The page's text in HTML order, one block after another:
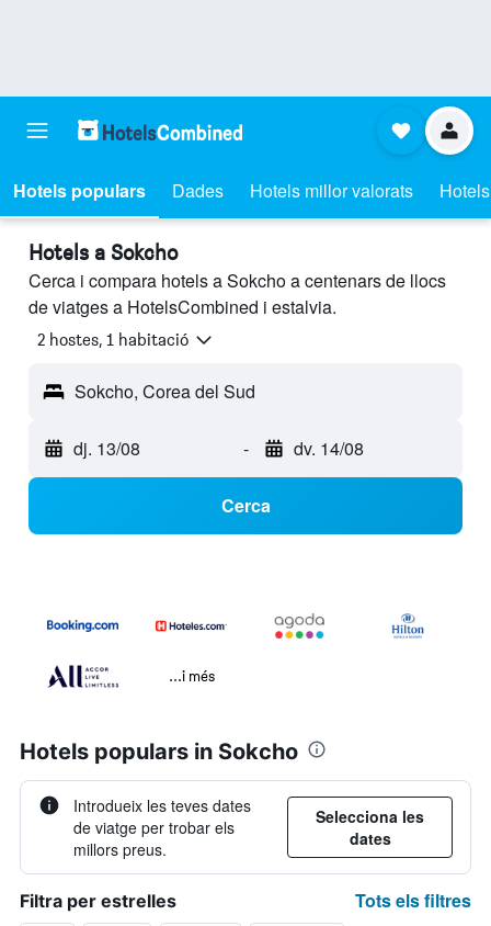
Hotels populars Dades Hotels millor valorats
Hotels a Sokcho
Cerca i compara hotels a Sokcho a centenars de llocs
de viatges a HotelsCombined i estalvia.
2 hostes, 1 habitació
Sokcho, Corea del Sud
dj. 13/08 - dv. 14/08
Cerca
...i més
Hotels populars in Sokcho
Introdueix les teves dates
de viatge per trobar els
millors preus.
Selecciona les
dates
Filtra per estrelles Tots els filtres